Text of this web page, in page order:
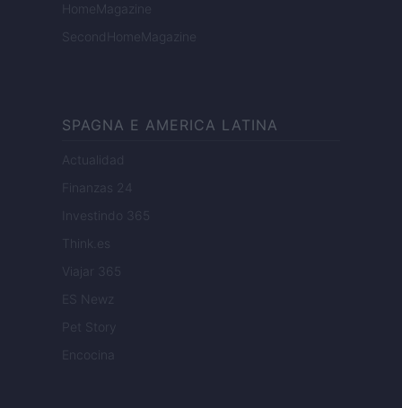
HomeMagazine
SecondHomeMagazine
SPAGNA E AMERICA LATINA
Actualidad
Finanzas 24
Investindo 365
Think.es
Viajar 365
ES Newz
Pet Story
Encocina